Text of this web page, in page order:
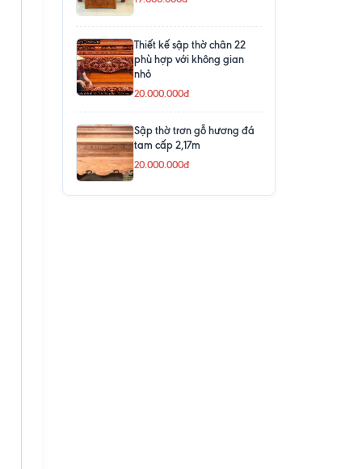
Thiết kế sập thờ chân 22
phù hợp với không gian
nhỏ
20.000.000đ
Sập thờ trơn gỗ hương đá
tam cấp 2,17m
20.000.000đ